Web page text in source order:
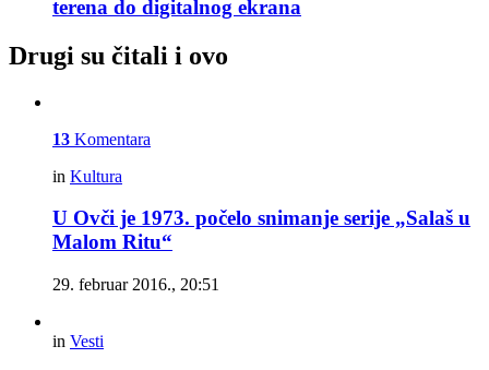
terena do digitalnog ekrana
Drugi su čitali i ovo
13 Komentara
in Kultura
U Ovči je 1973. počelo snimanje serije „Salaš u
Malom Ritu“
29. februar 2016., 20:51
in Vesti